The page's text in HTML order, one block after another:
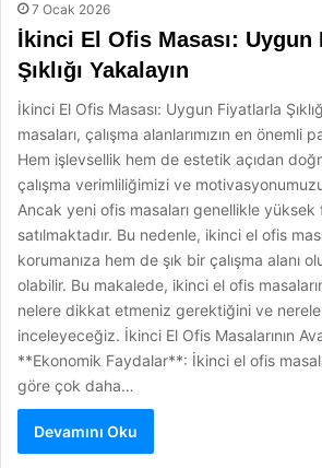
7 Ocak 2026
İkinci El Ofis Masası: Uygun
Şıklığı Yakalayın
İkinci El Ofis Masası: Uygun Fiyatlarla
masaları, çalışma alanlarımızın en önemli
Hem işlevsellik hem de estetik açıdan
çalışma verimliliğimizi ve
Ancak yeni ofis masaları genellikle yüksek
satılmaktadır. Bu nedenle, ikinci el ofis
korumanıza hem de şık bir çalışma alanı
olabilir. Bu makalede, ikinci el ofis
nelere dikkat etmeniz gerektiğini ve
inceleyeceğiz. İkinci El Ofis Masalarının
**Ekonomik Faydalar**: İkinci el ofis
göre çok daha…
Devamını Oku